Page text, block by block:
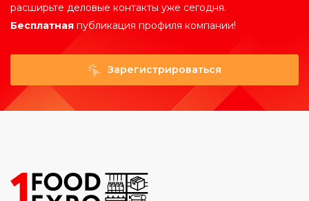
расширьте деловые контакты уже сегодня.
Бесплатная публикация профиля компании!
Зарегистрироваться